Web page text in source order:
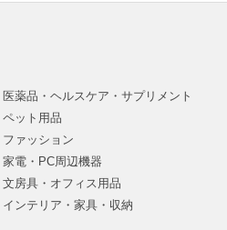
医薬品・ヘルスケア・サプリメント
ペット用品
ファッション
家電・PC周辺機器
文房具・オフィス用品
インテリア・家具・収納